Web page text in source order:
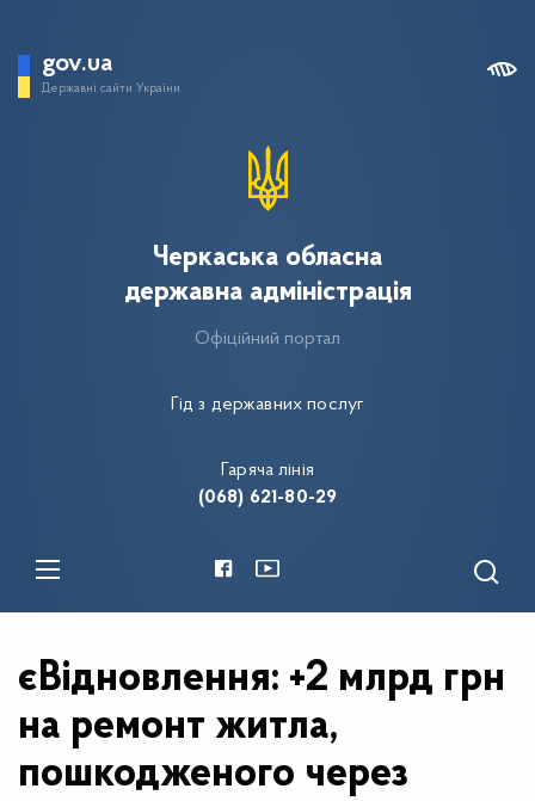
gov.ua
Державні сайти України
Гід з державних послуг
Черкаська обласна
державна адміністрація
Офіційний портал
Гаряча лінія
(068) 621-80-29
єВідновлення: +2 млрд грн
на ремонт житла,
пошкодженого через